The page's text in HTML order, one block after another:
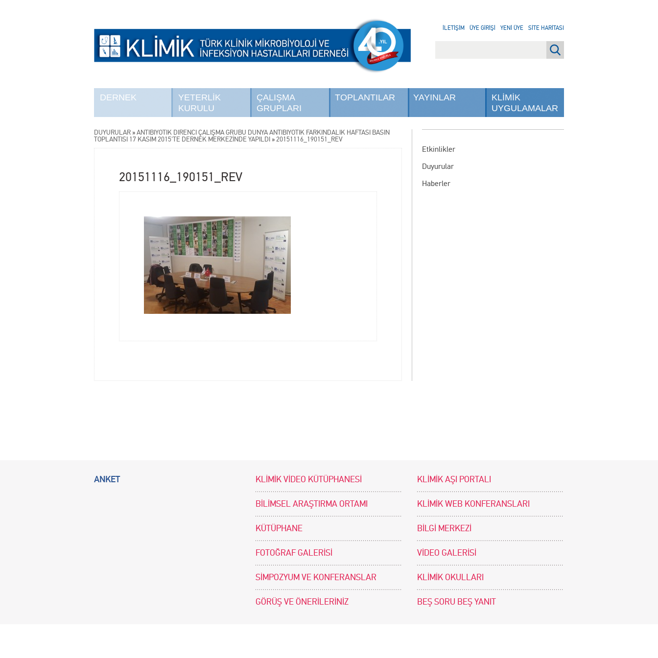
DERNEK
YETERLİK
KURULU
ÇALIŞMA
GRUPLARI
TOPLANTILAR YAYINLAR
KLİMİK
UYGULAMALAR
İLETİŞİM ÜYE GİRİŞİ YENİ ÜYE SİTE HARİTASI
Etkinlikler
Duyurular
Haberler
DUYURULAR »ANTİBİYOTİK DİRENCİ ÇALIŞMA GRUBU DÜNYA ANTİBİYOTİK FARKINDALIK HAFTASI BASIN
TOPLANTISI 17 KASIM 2015'TE DERNEK MERKEZİNDE YAPILDI »20151116_190151_REV
20151116_190151_REV
ANKET KLİMİK VİDEO KÜTÜPHANESİ KLİMİK AŞI PORTALI
BİLİMSEL ARAŞTIRMA ORTAMI KLİMİK WEB KONFERANSLARI
KÜTÜPHANE BİLGİ MERKEZİ
FOTOĞRAF GALERİSİ VİDEO GALERİSİ
SİMPOZYUM VE KONFERANSLAR KLİMİK OKULLARI
GÖRÜŞ VE ÖNERİLERİNİZ BEŞ SORU BEŞ YANIT